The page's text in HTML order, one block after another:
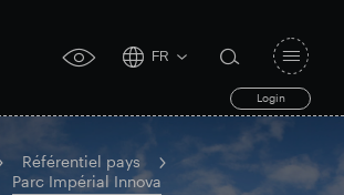
accessibility
FR
Login
search
form
toggle
Référentiel pays
Parc Impérial Innova